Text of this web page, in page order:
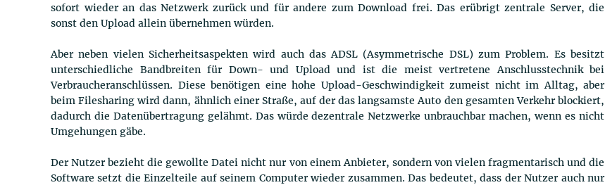
sofort wieder an das Netzwerk zurück und für andere zum Download frei. Das erübrigt zentrale Server, die
sonst den Upload allein übernehmen würden.
Aber neben vielen Sicherheitsaspekten wird auch das ADSL (Asymmetrische DSL) zum Problem. Es besitzt
unterschiedliche Bandbreiten für Down- und Upload und ist die meist vertretene Anschlusstechnik bei
Verbraucheranschlüssen. Diese benötigen eine hohe Upload-Geschwindigkeit zumeist nicht im Alltag, aber
beim Filesharing wird dann, ähnlich einer Straße, auf der das langsamste Auto den gesamten Verkehr blockiert,
dadurch die Datenübertragung gelähmt. Das würde dezentrale Netzwerke unbrauchbar machen, wenn es nicht
Umgehungen gäbe.
Der Nutzer bezieht die gewollte Datei nicht nur von einem Anbieter, sondern von vielen fragmentarisch und die
Software setzt die Einzelteile auf seinem Computer wieder zusammen. Das bedeutet, dass der Nutzer auch nur